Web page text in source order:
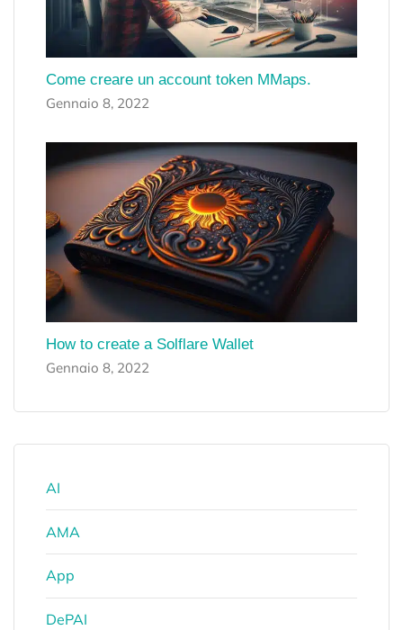
Come creare un account token MMaps.
Gennaio 8, 2022
How to create a Solflare Wallet
Gennaio 8, 2022
AI
AMA
App
DePAI